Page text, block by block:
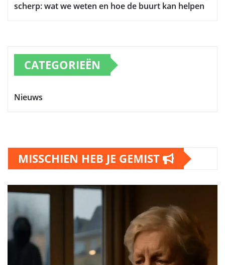
scherp: wat we weten en hoe de buurt kan helpen
CATEGORIEËN
Nieuws
MISSCHIEN HEB JE GEMIST